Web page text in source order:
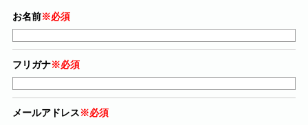
お名前※必須
フリガナ※必須
メールアドレス※必須